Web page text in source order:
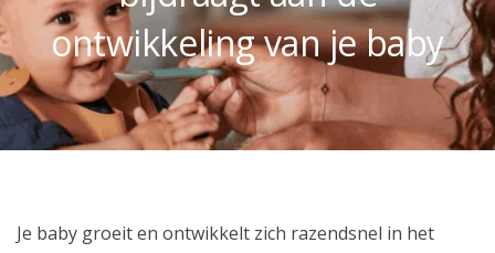
ontwikkeling van je baby
Je baby groeit en ontwikkelt zich razendsnel in het